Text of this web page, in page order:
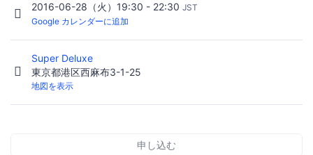
2016-06-28（火）19:30 - 22:30 JST
Google カレンダーに追加
Super Deluxe
東京都港区西麻布3-1-25
地図を表示
申し込む